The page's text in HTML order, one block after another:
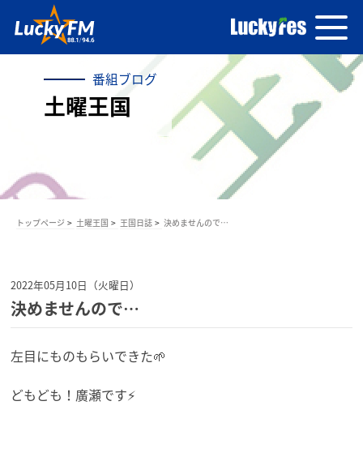
番組ブログ
土曜王国
トップページ 土曜王国 王国日誌 決めませんので…
2022年05月10日（火曜日）
決めませんので…
左目にものもらいできた🌱
どもども！廣瀬です⚡